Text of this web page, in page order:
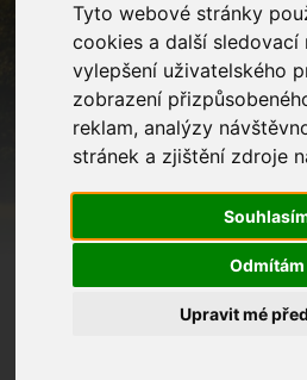
Tyto webové stránky
cookies a další sledovací
vylepšení uživatelského
zobrazení
reklam, analýzy
stránek a zjištění zdroje
Odmítám
Upravit mé
Home Informační centrum
Zdravotnictví
Knihovna
Kulturní dům
Územní plán